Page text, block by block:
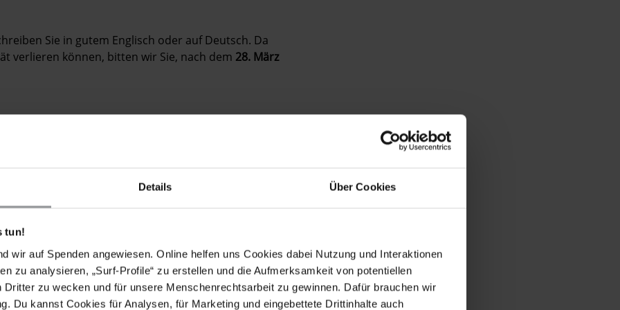
Details Über Cookies
tun!
wir auf Spenden angewiesen. Online helfen uns Cookies dabei Nutzung und Interaktionen
zu analysieren, „Surf-Profile“ zu erstellen und die Aufmerksamkeit von potentiellen
Dritter zu wecken und für unsere Menschenrechtsarbeit zu gewinnen. Dafür brauchen wir
Du kannst Cookies für Analysen, für Marketing und eingebettete Drittinhalte auch
Sie in gutem Englisch oder auf Deutsch. Da
verlieren können, bitten wir Sie, nach dem 28. März
und Sainey M.K. Marenah fallen, da diese sich
auf freie Meinungsäußerung beziehen.
und Versammlungsfreiheit und stellen Sie
ohne Behinderung, Einschüchterung und
der Meinungs-, Vereinigungs- und
zu streichen.